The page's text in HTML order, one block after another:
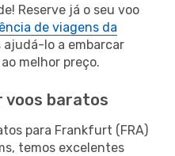
Reserve já o seu voo
de viagens da
ajudá-lo a embarcar
melhor preço.
voos baratos
para Frankfurt (FRA)
temos excelentes